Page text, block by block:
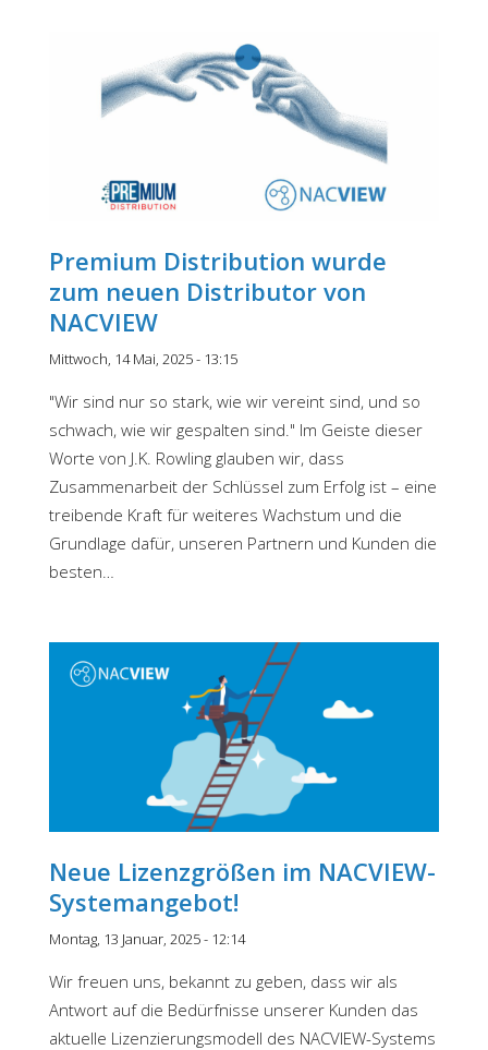
Premium Distribution wurde
zum neuen Distributor von
NACVIEW
Mittwoch, 14 Mai, 2025 - 13:15
"Wir sind nur so stark, wie wir vereint sind, und so
schwach, wie wir gespalten sind." Im Geiste dieser
Worte von J.K. Rowling glauben wir, dass
Zusammenarbeit der Schlüssel zum Erfolg ist – eine
treibende Kraft für weiteres Wachstum und die
Grundlage dafür, unseren Partnern und Kunden die
besten…
Neue Lizenzgrößen im NACVIEW-
Systemangebot!
Montag, 13 Januar, 2025 - 12:14
Wir freuen uns, bekannt zu geben, dass wir als
Antwort auf die Bedürfnisse unserer Kunden das
aktuelle Lizenzierungsmodell des NACVIEW-Systems